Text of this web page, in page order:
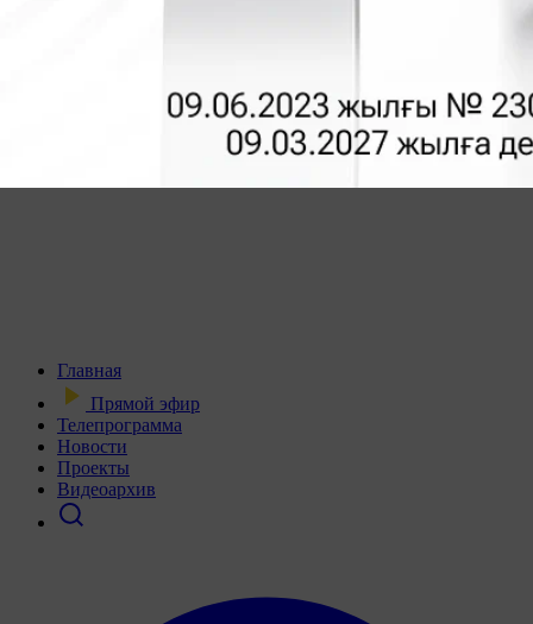
Главная
Прямой эфир
Телепрограмма
Новости
Проекты
Видеоархив